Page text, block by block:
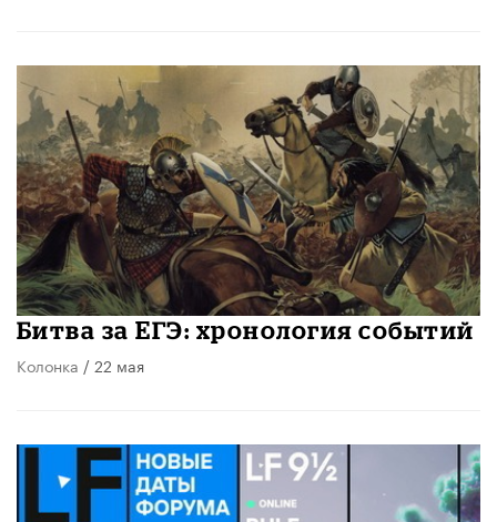
Битва за ЕГЭ: хронология событий
Колонка / 22 мая